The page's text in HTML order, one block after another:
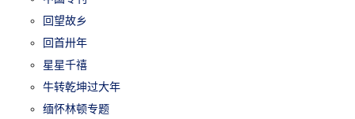
回望故乡
回首卅年
星星千禧
牛转乾坤过大年
缅怀林顿专题